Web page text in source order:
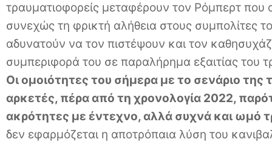
τραυματιοφορείς μεταφέρουν τον Ρόμπερτ που
συνεχώς τη φρικτή αλήθεια στους συμπολίτες
αδυνατούν να τον πιστέψουν και τον
συμπεριφορά του σε παραλήρημα εξαιτίας του
Οι ομοιότητες του σήμερα με το σενάριο της
αρκετές, πέρα από τη χρονολογία 2022,
ακρότητες με έντεχνο, αλλά συχνά και ωμό
δεν εφαρμόζεται η αποτρόπαια λύση του